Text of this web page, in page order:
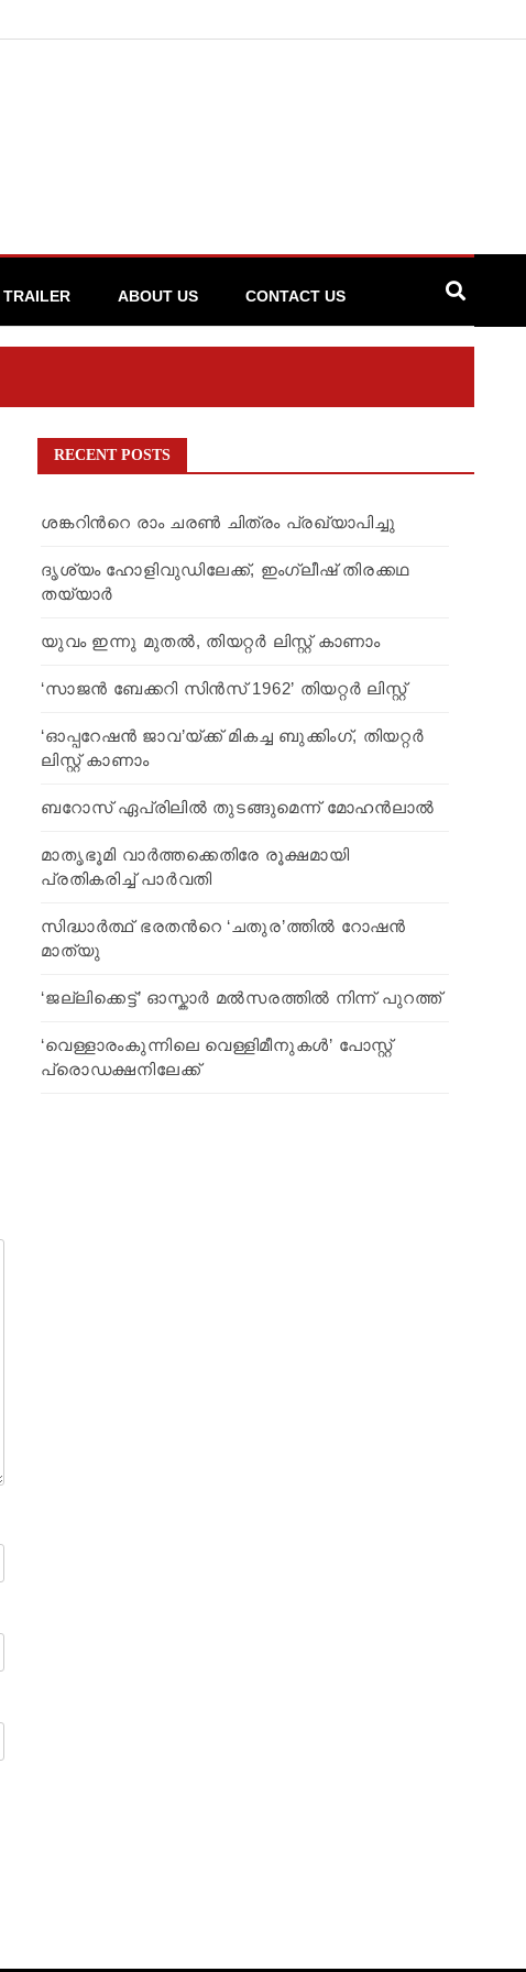
TRAILER ABOUT US CONTACT US
RECENT POSTS
ശങ്കറിന്‍റെ രാം ചരണ്‍ ചിത്രം പ്രഖ്യാപിച്ചു
ദൃശ്യം ഹോളിവുഡിലേക്ക്, ഇംഗ്ലീഷ് തിരക്കഥ
തയ്യാര്‍
യുവം ഇന്നു മുതല്‍, തിയറ്റര്‍ ലിസ്റ്റ് കാണാം
‘സാജന്‍ ബേക്കറി സിന്‍സ് 1962’ തിയറ്റര്‍ ലിസ്റ്റ്
‘ഓപ്പറേഷന്‍ ജാവ’യ്ക്ക് മികച്ച ബുക്കിംഗ്, തിയറ്റര്‍
ലിസ്റ്റ് കാണാം
ബറോസ് ഏപ്രിലില്‍ തുടങ്ങുമെന്ന് മോഹന്‍ലാല്‍
മാതൃഭൂമി വാര്‍ത്തക്കെതിരേ രൂക്ഷമായി
പ്രതികരിച്ച് പാര്‍വതി
സിദ്ധാര്‍ത്ഥ് ഭരതന്‍റെ ‘ചതുര’ത്തില്‍ റോഷന്‍
മാത്യു
‘ജല്ലിക്കെട്ട്’ ഓസ്കാര്‍ മല്‍സരത്തില്‍ നിന്ന് പുറത്ത്
‘വെള്ളാരംകുന്നിലെ വെള്ളിമീനുകള്‍’ പോസ്റ്റ്
പ്രൊഡക്ഷനിലേക്ക്